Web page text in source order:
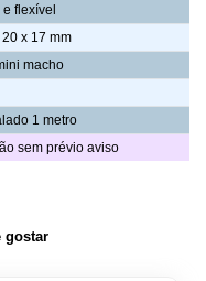
flexível
20 x 17 mm
macho
1 metro
sem prévio aviso
gostar